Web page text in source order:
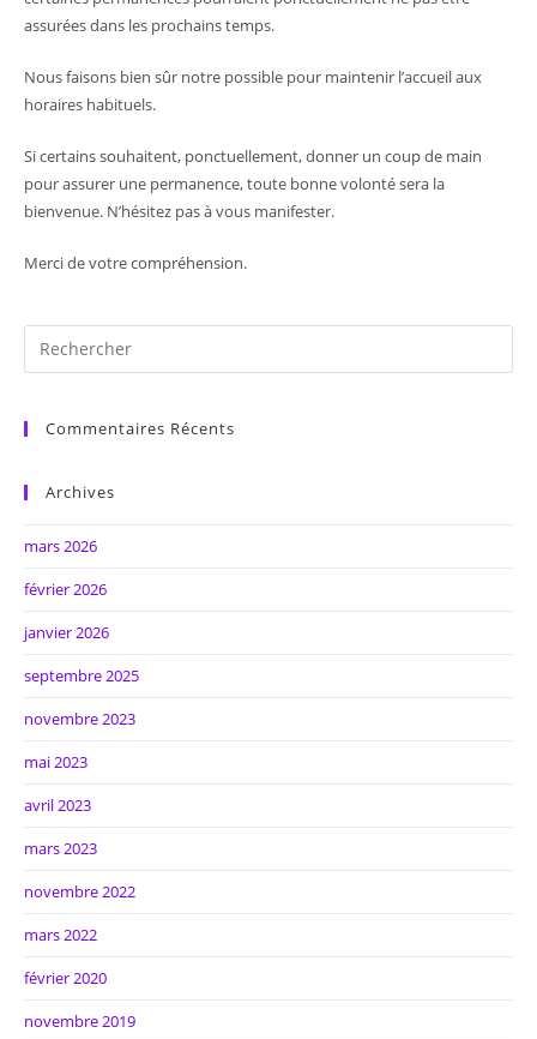
assurées dans les prochains temps.
Nous faisons bien sûr notre possible pour maintenir l’accueil aux
horaires habituels.
Si certains souhaitent, ponctuellement, donner un coup de main
pour assurer une permanence, toute bonne volonté sera la
bienvenue. N’hésitez pas à vous manifester.
Merci de votre compréhension.
Commentaires Récents
Archives
mars 2026
février 2026
janvier 2026
septembre 2025
novembre 2023
mai 2023
avril 2023
mars 2023
novembre 2022
mars 2022
février 2020
novembre 2019